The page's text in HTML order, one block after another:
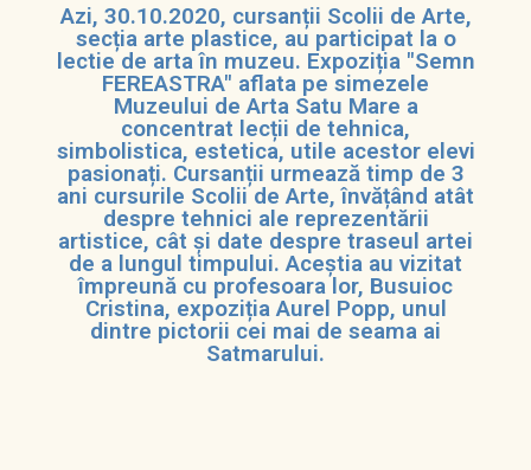
Azi, 30.10.2020, cursanții Scolii de Arte,
secția arte plastice, au participat la o
lectie de arta în muzeu. Expoziția "Semn
FEREASTRA" aflata pe simezele
Muzeului de Arta Satu Mare a
concentrat lecții de tehnica,
simbolistica, estetica, utile acestor elevi
pasionați. Cursanții urmează timp de 3
ani cursurile Scolii de Arte, învățând atât
despre tehnici ale reprezentării
artistice, cât și date despre traseul artei
de a lungul timpului. Aceștia au vizitat
împreună cu profesoara lor, Busuioc
Cristina, expoziția Aurel Popp, unul
dintre pictorii cei mai de seama ai
Satmarului.